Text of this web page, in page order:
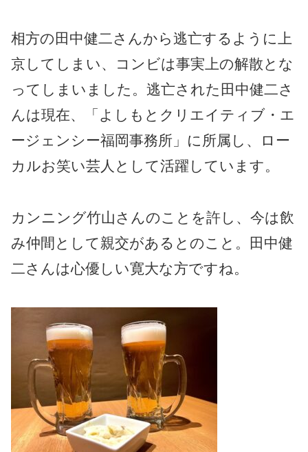
相方の田中健二さんから逃亡するように上
京してしまい、コンビは事実上の解散とな
ってしまいました。逃亡された田中健二さ
んは現在、「よしもとクリエイティブ・エ
ージェンシー福岡事務所」に所属し、ロー
カルお笑い芸人として活躍しています。
カンニング竹山さんのことを許し、今は飲
み仲間として親交があるとのこと。田中健
二さんは心優しい寛大な方ですね。